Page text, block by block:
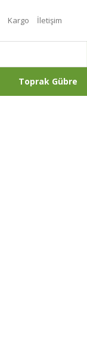
Kargo İletişim
Toprak Gübre